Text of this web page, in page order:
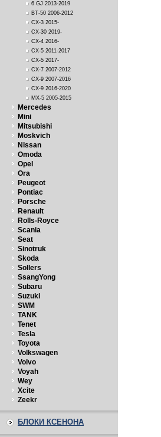
6 GJ 2013-2019
BT-50 2006-2012
CX-3 2015-
CX-30 2019-
CX-4 2016-
CX-5 2011-2017
CX-5 2017-
CX-7 2007-2012
CX-9 2007-2016
CX-9 2016-2020
MX-5 2005-2015
Mercedes
Mini
Mitsubishi
Moskvich
Nissan
Omoda
Opel
Ora
Peugeot
Pontiac
Porsche
Renault
Rolls-Royce
Scania
Seat
Sinotruk
Skoda
Sollers
SsangYong
Subaru
Suzuki
SWM
TANK
Tenet
Tesla
Toyota
Volkswagen
Volvo
Voyah
Wey
Xcite
Zeekr
БЛОКИ КСЕНОНА